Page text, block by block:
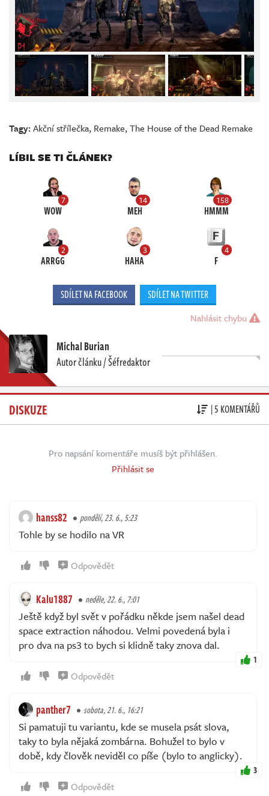
Tagy:Akční střílečka, Remake,The House of the Dead Remake
LÍBIL SE TI ČLÁNEK?
7
WOW
14
MEH
158
HMMM
2
ARRGG
3
HAHA
4
F
SDÍLET NA FACEBOOK SDÍLET NA TWITTER
Nahlásit chybu
Michal Burian
Autor článku / Šéfredaktor
DISKUZE | 5 KOMENTÁŘŮ
Pro napsání komentáře musíš být přihlášen.
Přihlásit se
hanss82 pondělí, 23. 6., 5:23
Tohle by se hodilo na VR
Odpovědět
Kalu1887 neděle, 22. 6., 7:01
Ještě když byl svět v pořádku někde jsem našel dead
space extraction náhodou. Velmi povedená byla i
pro dva na ps3 to bych si klidně taky znova dal.
1
Odpovědět
panther7 sobota, 21. 6., 16:21
Si pamatuji tu variantu, kde se musela psát slova,
taky to byla nějaká zombárna. Bohužel to bylo v
době, kdy člověk neviděl co píše (bylo to anglicky).
3
Odpovědět